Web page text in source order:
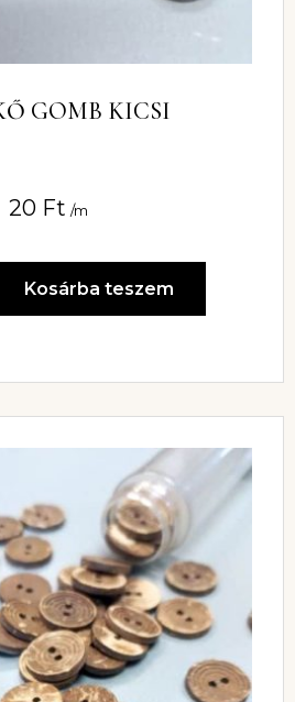
GOMB KICSI
20 Ft /m
Kosárba teszem